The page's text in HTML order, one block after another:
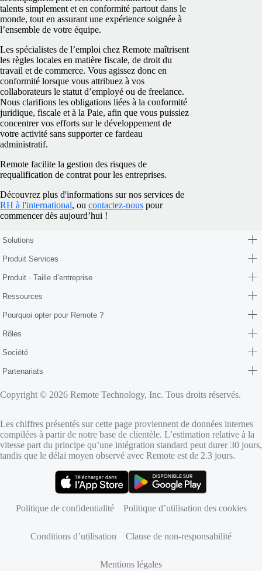
talents simplement et en conformité partout dans le
monde, tout en assurant une expérience soignée à
l’ensemble de votre équipe.
Les spécialistes de l’emploi chez Remote maîtrisent
les règles locales en matière fiscale, de droit du
travail et de commerce. Vous agissez donc en
conformité lorsque vous attribuez à vos
collaborateurs le statut d’employé ou de freelance.
Nous clarifions les obligations liées à la conformité
juridique, fiscale et à la Paie, afin que vous puissiez
concentrer vos efforts sur le développement de
votre activité sans supporter ce fardeau
administratif.
Remote facilite la gestion des risques de
requalification de contrat pour les entreprises.
Découvrez plus d'informations sur nos services de
RH à l'international, ou contactez-nous pour
commencer dès aujourd’hui !
Solutions
Produit Services
Produit · Taille d’entreprise
Ressources
Pourquoi opter pour Remote ?
Rôles
Société
Partenariats
Copyright © 2026 Remote Technology, Inc. Tous droits réservés.
Les chiffres présentés sur cette page proviennent de données internes
compilées à partir de notre base de clientèle. L’estimation relative à la
vitesse part du principe qu’une intégration standard peut durer 30 jours,
tandis que le délai moyen observé avec Remote est de 2.3 jours.
Politique de confidentialité
Politique d’utilisation des cookies
Conditions d’utilisation Clause de non-responsabilité
Mentions légales